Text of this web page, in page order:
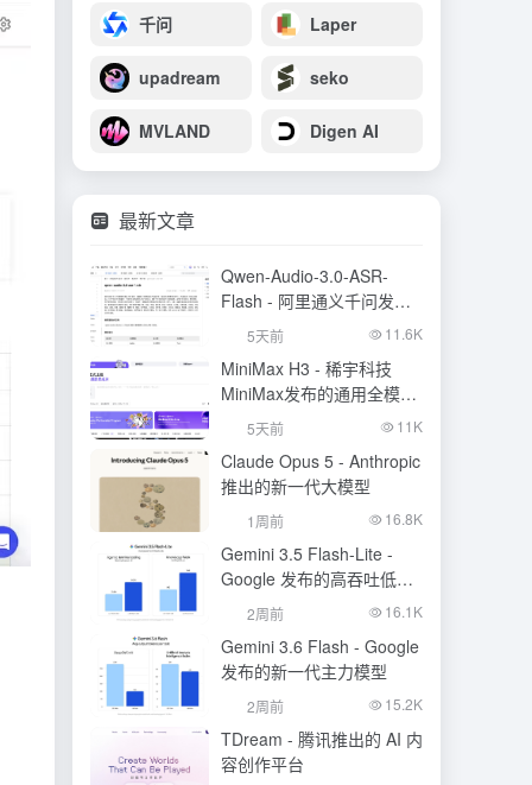
千问 Laper
upadream seko
MVLAND Digen AI
最新文章
Qwen-Audio-3.0-ASR-
Flash - 阿里通义千问发布
的语音识别大模型
5天前 11.6K
MiniMax H3 - 稀宇科技
MiniMax发布的通用全模态
生成模型
5天前 11K
Claude Opus 5 - Anthropic
推出的新一代大模型
1周前 16.8K
Gemini 3.5 Flash-Lite -
Google 发布的高吞吐低成
本模型
2周前 16.1K
Gemini 3.6 Flash - Google
发布的新一代主力模型
2周前 15.2K
TDream - 腾讯推出的 AI 内
容创作平台